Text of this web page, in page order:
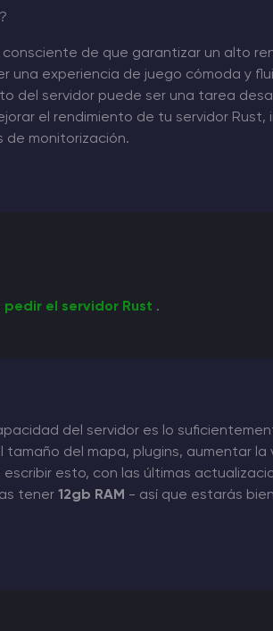
de que garantizar un alto
una experiencia de juego cómoda y
del servidor puede ser una tarea
el rendimiento de tu servidor Rust,
de monitorización.
pedir el servidor Rust .
del servidor es lo
tamaño del mapa, plugins, aumentar la
esto, con las últimas
tener 12gb RAM - así que estarás